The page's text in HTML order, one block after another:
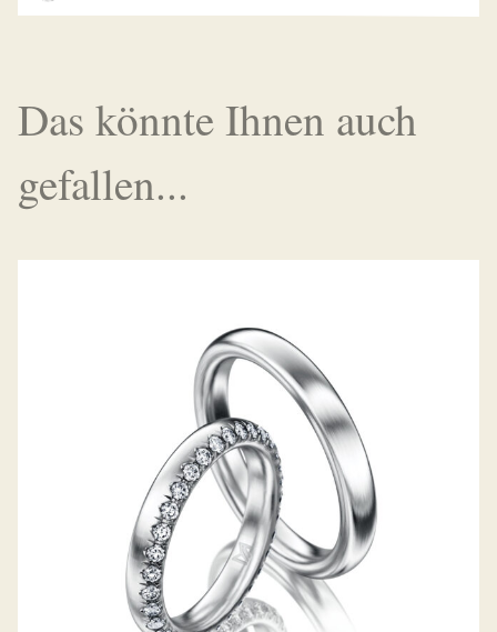
Das könnte Ihnen auch
gefallen...
MEISTER TRAURINGE CLASSICS